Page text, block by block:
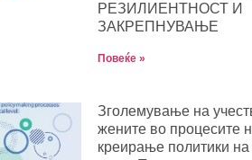
РЕЗИЛИЕНТНОСТ И
ЗАКРЕПНУВАЊЕ
Повеќе »
Зголемување на
жените во процесите
креирање политики